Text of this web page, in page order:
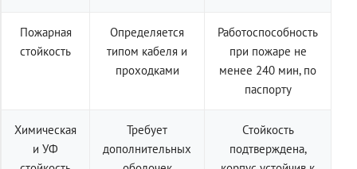
Пожарная
стойкость
Определяется
типом кабеля и
проходками
Работоспособность
при пожаре не
менее 240 мин, по
паспорту
Химическая
и УФ
Требует
дополнительных
Стойкость
подтверждена,